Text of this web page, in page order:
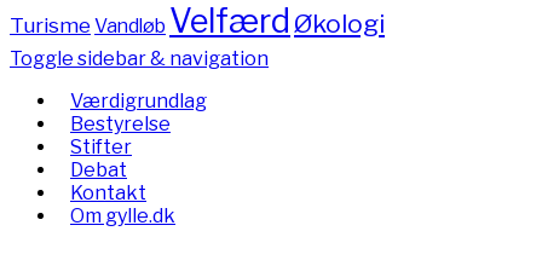
TurismeVandløb Velfærd Økologi
Toggle sidebar & navigation
Værdigrundlag
Bestyrelse
Stifter
Debat
Kontakt
Om gylle.dk